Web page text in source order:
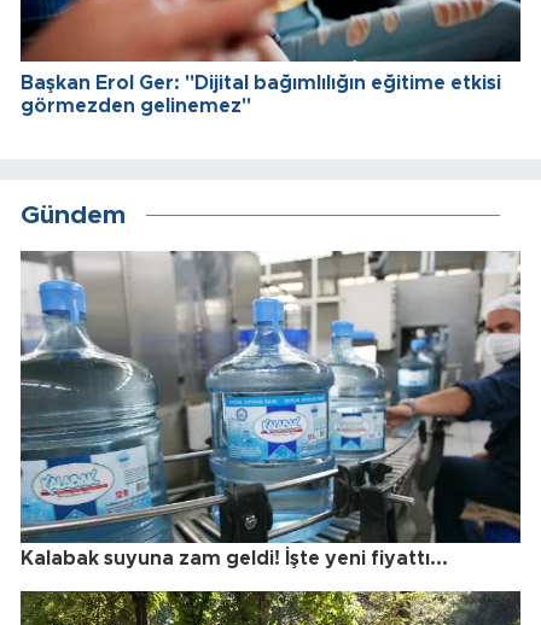
Başkan Erol Ger: "Dijital bağımlılığın eğitime etkisi
görmezden gelinemez"
Gündem
Kalabak suyuna zam geldi! İşte yeni fiyattı...